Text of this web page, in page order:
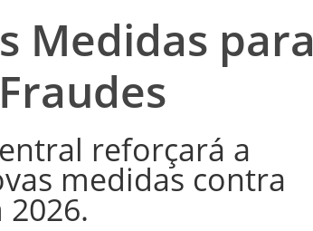
Medidas para
reforçará a
medidas contra